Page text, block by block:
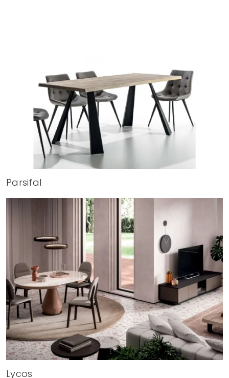
Parsifal
Lycos